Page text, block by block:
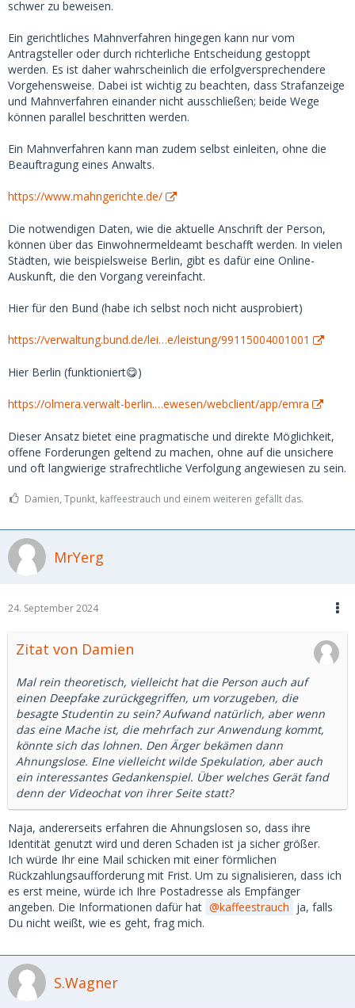
Ich fragte sie umgehend per Videocall, weshalb die Tickets
sie schaue das an und melde sich wieder... blockierte mich
nach diesem Anruf aber natürlich umgehend (in Telegram
und auf MSD) und löschte den ganzen Chatverlauf. Ich
konnte gerade noch Screenshots des ganzen Chats machen,
diese wären also als Beweismittel für eine Anzeige durchaus
vorhanden. Nur, ob sich der ganze Aufwand lohnt?
Ich konnte den Scam nur aufdecken, weil mir einfiel, dass
ich mit der Auftragsnummer und dem (offenbar echten)
zu spät, die 200 Euro waren weg. Eine technisch wenig
und würde erwartungsfroh am Bahnhof stehen - und
natürlich niemanden antreffen.
Die Userin habe ich natürlich sofort bei MSD, Gmail,
Userin nach etwa 2 Stunden entfernt. Das Geld via Paypal
solchen Überweisungen keinen Käuferschutz gibt.
Kreditkarte, die bei Paypal hinterlegt ist. Wenn ich das
es gewisse Chancen geben. Vorerst habe ich der Userin
10 Uhr Zeit hat, die Kohle zurückzuzahlen, ohne dass ich
weitere Schritte einleite.
schwer zu beweisen.
Ein gerichtliches Mahnverfahren hingegen kann nur vom
Antragsteller oder durch richterliche Entscheidung gestoppt
werden. Es ist daher wahrscheinlich die erfolgversprechendere
Vorgehensweise. Dabei ist wichtig zu beachten, dass Strafanzeige
und Mahnverfahren einander nicht ausschließen; beide Wege
können parallel beschritten werden.
Ein Mahnverfahren kann man zudem selbst einleiten, ohne die
Beauftragung eines Anwalts.
https://www.mahngerichte.de/
Die notwendigen Daten, wie die aktuelle Anschrift der Person,
können über das Einwohnermeldeamt beschafft werden. In vielen
Städten, wie beispielsweise Berlin, gibt es dafür eine Online-
Auskunft, die den Vorgang vereinfacht.
Hier für den Bund (habe ich selbst noch nicht ausprobiert)
https://verwaltung.bund.de/lei…e/leistung/99115004001001
Hier Berlin (funktioniert😋)
https://olmera.verwalt-berlin.…ewesen/webclient/app/emra
Dieser Ansatz bietet eine pragmatische und direkte Möglichkeit,
offene Forderungen geltend zu machen, ohne auf die unsichere
und oft langwierige strafrechtliche Verfolgung angewiesen zu sein.
Damien, Tpunkt, kaffeestrauch und einem weiteren gefällt das.
MrYerg
24. September 2024
Zitat von Damien
Mal rein theoretisch, vielleicht hat die Person auch auf
einen Deepfake zurückgegriffen, um vorzugeben, die
besagte Studentin zu sein? Aufwand natürlich, aber wenn
das eine Mache ist, die mehrfach zur Anwendung kommt,
könnte sich das lohnen. Den Ärger bekämen dann
Ahnungslose. EIne vielleicht wilde Spekulation, aber auch
ein interessantes Gedankenspiel. Über welches Gerät fand
denn der Videochat von ihrer Seite statt?
Naja, andererseits erfahren die Ahnungslosen so, dass ihre
Identität genutzt wird und deren Schaden ist ja sicher größer.
Ich würde Ihr eine Mail schicken mit einer förmlichen
Rückzahlungsaufforderung mit Frist. Um zu signalisieren, dass ich
es erst meine, würde ich Ihre Postadresse als Empfänger
angeben. Die Informationen dafür hat
kaffeestrauch ja, falls
Du nicht weißt, wie es geht, frag mich.
S.Wagner